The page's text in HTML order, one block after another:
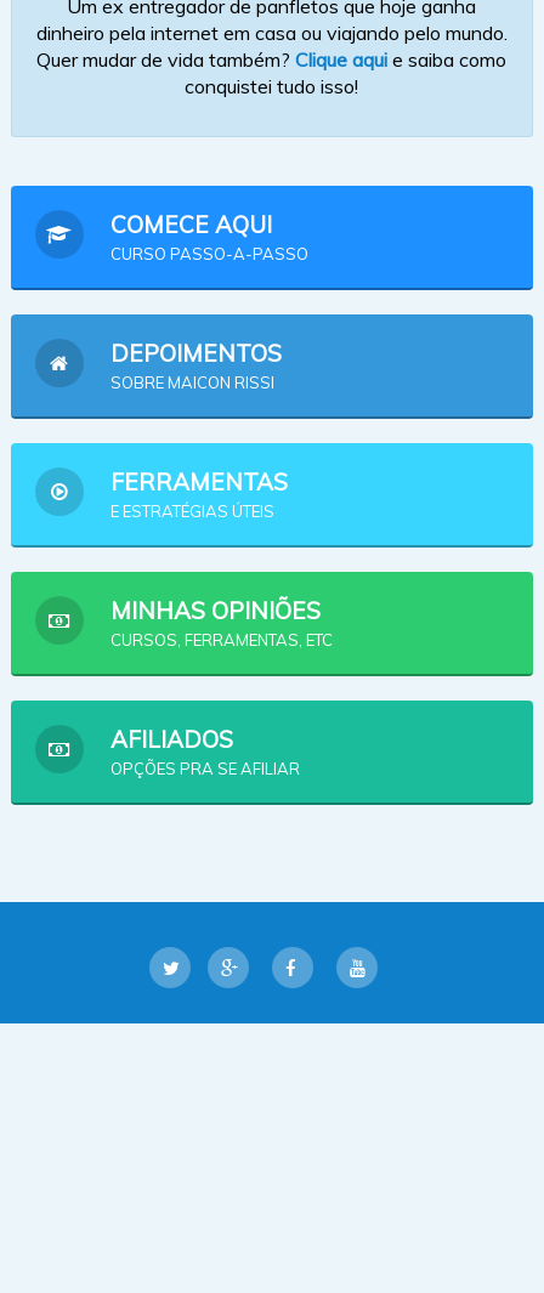
Um ex entregador de panfletos que hoje ganha
dinheiro pela internet em casa ou viajando pelo mundo.
Quer mudar de vida também?Clique aqui e saiba como
conquistei tudo isso!
COMECE AQUI
CURSO PASSO-A-PASSO
DEPOIMENTOS
SOBRE MAICON RISSI
FERRAMENTAS
E ESTRATÉGIAS ÚTEIS
MINHAS OPINIÕES
CURSOS, FERRAMENTAS, ETC
AFILIADOS
OPÇÕES PRA SE AFILIAR